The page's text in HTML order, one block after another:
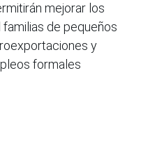
mejorar los
de pequeños
y
formales